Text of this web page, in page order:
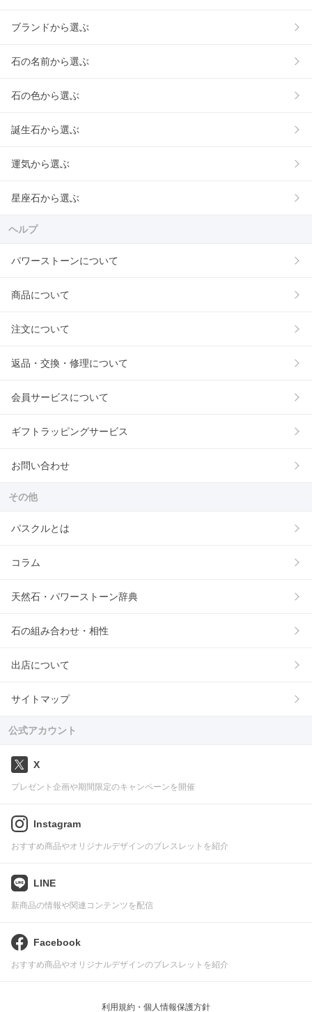
ブランドから選ぶ
石の名前から選ぶ
石の色から選ぶ
誕生石から選ぶ
運気から選ぶ
星座石から選ぶ
ヘルプ
パワーストーンについて
商品について
注文について
返品・交換・修理について
会員サービスについて
ギフトラッピングサービス
お問い合わせ
その他
パスクルとは
コラム
天然石・パワーストーン辞典
石の組み合わせ・相性
出店について
サイトマップ
公式アカウント
X
プレゼント企画や期間限定のキャンペーンを開催
Instagram
おすすめ商品やオリジナルデザインのブレスレットを紹介
LINE
新商品の情報や関連コンテンツを配信
Facebook
おすすめ商品やオリジナルデザインのブレスレットを紹介
利用規約・個人情報保護方針